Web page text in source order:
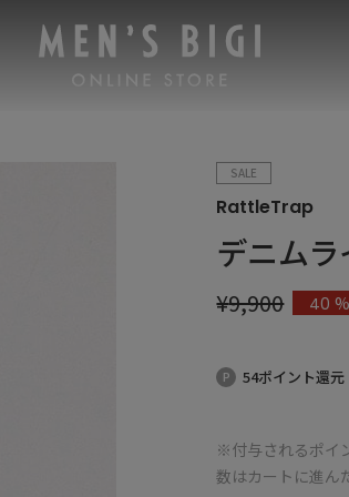
SALE
RattleTrap
デニム
¥9,900 40
54ポイント還元
※付与されるポイ
数はカートに進ん